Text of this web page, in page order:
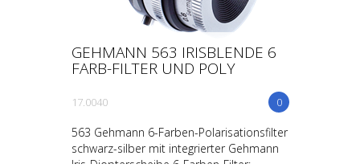
GEHMANN 563 IRISBLENDE 6
FARB-FILTER UND POLY
0
17.0040
563 Gehmann 6-Farben-Polarisationsfilter
schwarz-silber mit integrierter Gehmann
Iris-Diopterscheibe 6-Farben-Filter: